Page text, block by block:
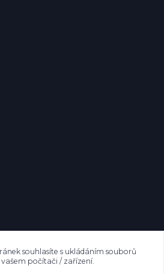
souhlasíte s ukládáním souborů
počítači / zařízení.